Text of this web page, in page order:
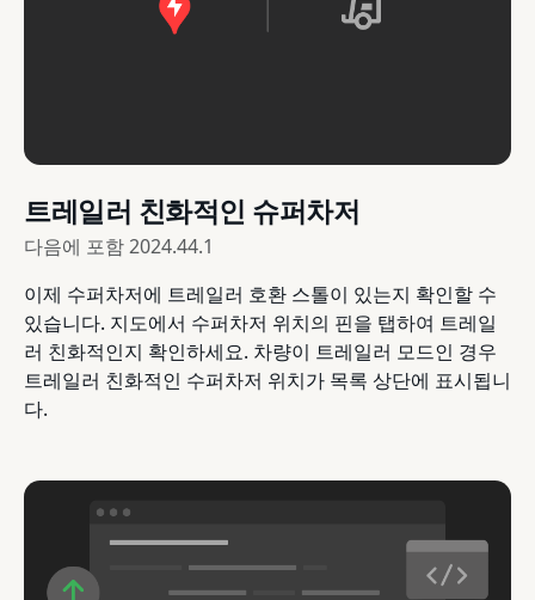
트레일러 친화적인 슈퍼차저
다음에 포함2024.44.1
이제 수퍼차저에 트레일러 호환 스톨이 있는지 확인할 수
있습니다. 지도에서 수퍼차저 위치의 핀을 탭하여 트레일
러 친화적인지 확인하세요. 차량이 트레일러 모드인 경우
트레일러 친화적인 수퍼차저 위치가 목록 상단에 표시됩니
다.